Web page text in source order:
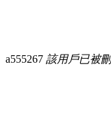
a555267 該用戶已被